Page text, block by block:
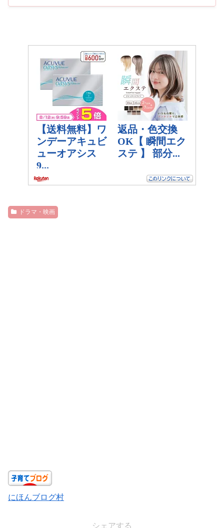
ドラマ・映画
にほんブログ村
シェアする